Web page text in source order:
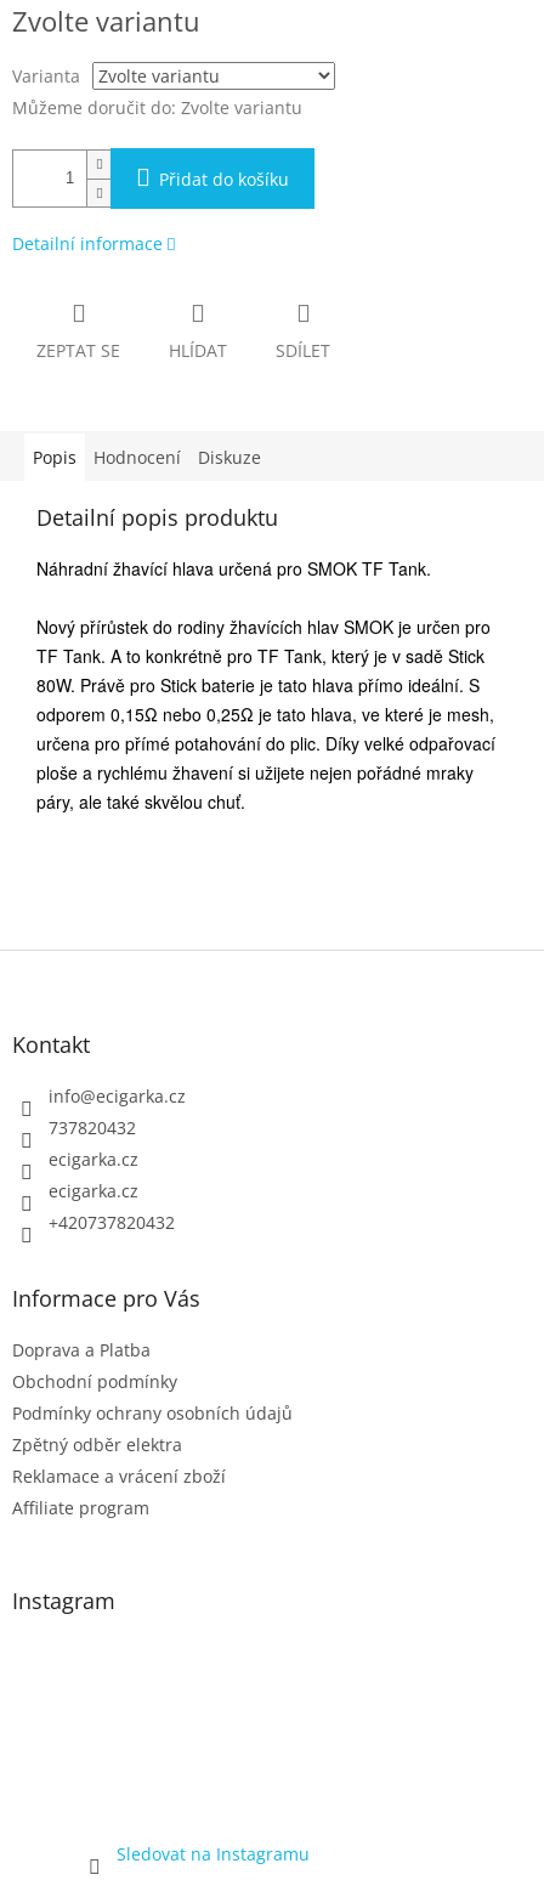
cena:
Zvolte variantu
Varianta
Můžeme doručit do: Zvolte variantu
Přidat do košíku
Detailní informace
ZEPTAT SE HLÍDAT SDÍLET
Popis Hodnocení Diskuze
Detailní popis produktu
Náhradní žhavící hlava určená pro SMOK TF Tank.
Nový přírůstek do rodiny žhavících hlav SMOK je určen pro
TF Tank. A to konkrétně pro TF Tank, který je v sadě Stick
80W. Právě pro Stick baterie je tato hlava přímo ideální. S
odporem 0,15Ω nebo 0,25Ω je tato hlava, ve které je mesh,
určena pro přímé potahování do plic. Díky velké odpařovací
ploše a rychlému žhavení si užijete nejen pořádné mraky
páry, ale také skvělou chuť.
Kontakt
info@ecigarka.cz
737820432
ecigarka.cz
ecigarka.cz
+420737820432
Informace pro Vás
Doprava a Platba
Obchodní podmínky
Podmínky ochrany osobních údajů
Zpětný odběr elektra
Reklamace a vrácení zboží
Affiliate program
Instagram
Sledovat na Instagramu